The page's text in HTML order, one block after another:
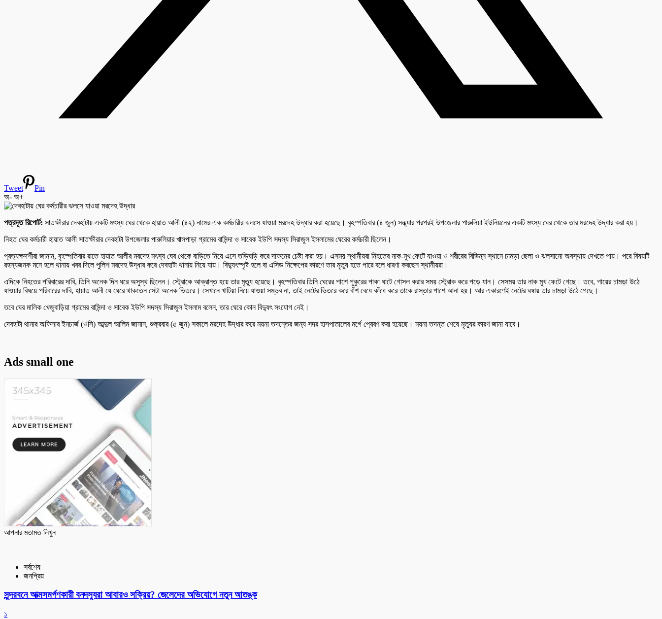
Tweet
Pin
অ- অ+
পত্রদূত রিপোর্ট: সাতক্ষীরার দেবহাটায় একটি মৎস্য ঘের থেকে হায়াত আলী (৪২) নামের এক কর্মচারীর ঝলসে যাওয়া মরদেহ উদ্ধার করা হয়েছে। বৃহস্পতিবার (৪ জুন) সন্ধ্যার পরপরই উপজেলার পারুলিয়া ইউনিয়নের একটি মৎস্য ঘের থেকে তার মরদেহ উদ্ধার করা হয়।
নিহত ঘের কর্মচারী হায়াত আলী সাতক্ষীরার দেবহাটা উপজেলার পারুলিয়ার খাসপাড়া গ্রামের বাসিন্দা ও সাবেক ইউপি সদস্য সিরাজুল ইসলামের ঘেরের কর্মচারী ছিলেন।
প্রত্যক্ষদর্শীরা জানান, বৃহস্পতিবার রাতে হায়াত আলীর মরদেহ মৎস্য ঘের থেকে বাড়িতে নিয়ে এসে তড়িঘড়ি করে দাফনের চেষ্টা করা হয়। এসময় স্থানীয়রা নিহতের নাক-মুখ ফেটে যাওয়া ও শরীরের বিভিন্ন স্থানে চামড়া ছেলা ও ঝলসানো অবস্থায় দেখতে পায়। পরে বিষয়টি
রহস্যজনক মনে হলে থানায় খবর দিলে পুলিশ মরদেহ উদ্ধার করে দেবহাটা থানায় নিয়ে যায়। বিদ্যুৎস্পৃষ্ট হলে বা এসিড নিক্ষেপের কারণে তার মৃত্যু হতে পারে বলে ধারণা করছেন স্থানীয়রা।
এদিকে নিহতের পরিবারের দাবি, তিনি অনেক দিন ধরে অসুস্থ ছিলেন। স্ট্রোকে আক্রান্ত হয়ে তার মৃত্যু হয়েছে। বৃহস্পতিবার তিনি ঘেরের পাশে পুকুরের পাকা ঘাটে গোসল করার সময় স্ট্রোক করে পড়ে যান। সেসময় তার নাক মুখ ফেটে গেছে। তবে, গায়ের চামড়া উঠে
যাওয়ার বিষয়ে পরিবারের দাবি, হায়াত আলী যে ঘেরে থাকতেন সেটা অনেক ভিতরে। সেখানে খাটিয়া নিয়ে যাওয়া সম্ভব না, তাই নেটের ভিতরে করে বাঁশ বেধে কাঁধে করে তাকে রাস্তার পাশে আনা হয়। আর একারণেই নেটের ঘষায় তার চামড়া উঠে গেছে।
তবে ঘের মালিক খেজুবাড়িয়া গ্রামের বাসিন্দা ও সাবেক ইউপি সদস্য সিরাজুল ইসলাম বলেন, তার ঘেরে কোন বিদ্যুৎ সংযোগ নেই।
দেবহাটা থানার অফিসার ইনচার্জ (ওসি) আব্দুল আলিম জানান, শুক্রবার (৫ জুন) সকালে মরদেহ উদ্ধার করে ময়না তদন্তের জন্য সদর হাসপাতালের মর্গে প্রেরণ করা হয়েছে। ময়না তদন্ত শেষে মৃত্যুর কারণ জানা যাবে।
Ads small one
আপনার মতামত লিখুন
সর্বশেষ
জনপ্রিয়
সুন্দরবনে আত্মসমর্পণকারী বনদস্যুরা আবারও সক্রিয়? জেলেদের অভিযোগে নতুন আতঙ্ক
১